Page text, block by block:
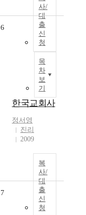
사/
대
출
신
청
목
차
보
기
6
한국교회사
정서영
진리
2009
복
사/
대
출
신
청
7